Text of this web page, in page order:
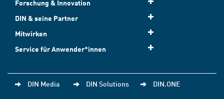
Forschung & Innovation
DIN & seine Partner
Mitwirken
Service für Anwender*innen
DIN Media DIN Solutions DIN.ONE